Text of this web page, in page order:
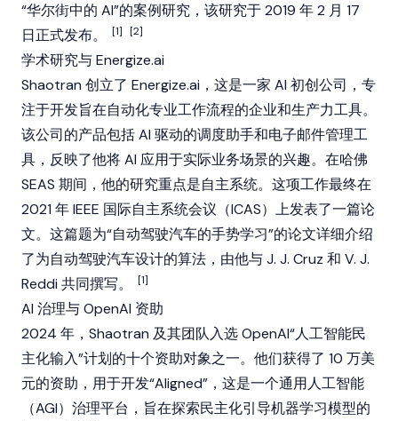
“华尔街中的 AI”的案例研究，该研究于 2019 年 2 月 17
日正式发布。
[1] [2]
学术研究与 Energize.ai
Shaotran 创立了 Energize.ai，这是一家 AI 初创公司，专
注于开发旨在自动化专业工作流程的企业和生产力工具。
该公司的产品包括 AI 驱动的调度助手和电子邮件管理工
具，反映了他将 AI 应用于实际业务场景的兴趣。在哈佛
SEAS 期间，他的研究重点是自主系统。这项工作最终在
2021 年 IEEE 国际自主系统会议（ICAS）上发表了一篇论
文。这篇题为“自动驾驶汽车的手势学习”的论文详细介绍
了为自动驾驶汽车设计的算法，由他与 J. J. Cruz 和 V. J.
Reddi 共同撰写。
[1]
AI 治理与 OpenAI 资助
2024 年，Shaotran 及其团队入选 OpenAI“人工智能民
主化输入”计划的十个资助对象之一。他们获得了 10 万美
元的资助，用于开发“Aligned”，这是一个通用人工智能
（AGI）治理平台，旨在探索民主化引导机器学习模型的